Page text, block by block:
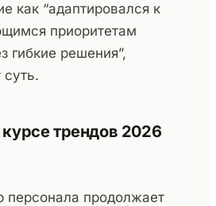
как “адаптировался к
приоритетам
гибкие решения”,
трендов 2026
персонала продолжает